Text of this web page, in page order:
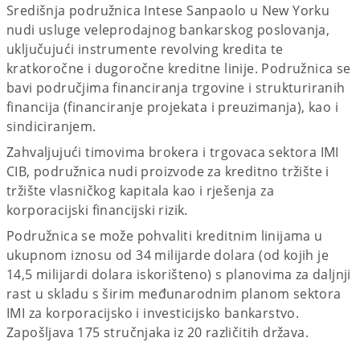
Središnja podružnica Intese Sanpaolo u New Yorku
nudi usluge veleprodajnog bankarskog poslovanja,
uključujući instrumente revolving kredita te
kratkoročne i dugoročne kreditne linije. Podružnica se
bavi područjima financiranja trgovine i strukturiranih
financija (financiranje projekata i preuzimanja), kao i
sindiciranjem.
Zahvaljujući timovima brokera i trgovaca sektora IMI
CIB, podružnica nudi proizvode za kreditno tržište i
tržište vlasničkog kapitala kao i rješenja za
korporacijski financijski rizik.
Podružnica se može pohvaliti kreditnim linijama u
ukupnom iznosu od 34 milijarde dolara (od kojih je
14,5 milijardi dolara iskorišteno) s planovima za daljnji
rast u skladu s širim međunarodnim planom sektora
IMI za korporacijsko i investicijsko bankarstvo.
Zapošljava 175 stručnjaka iz 20 različitih država.